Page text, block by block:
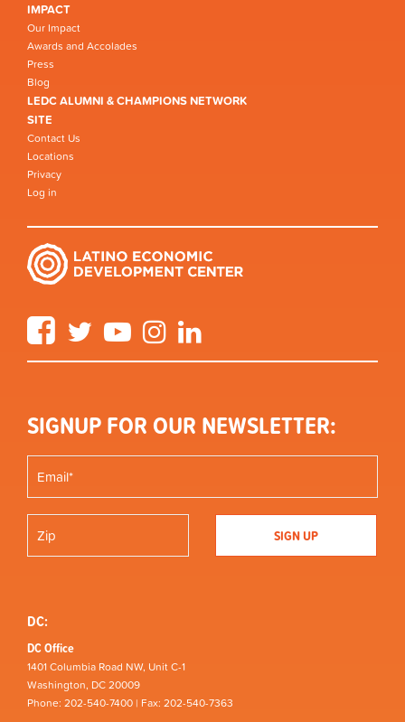
IMPACT
Our Impact
Awards and Accolades
Press
Blog
LEDC ALUMNI & CHAMPIONS NETWORK
SITE
Contact Us
Locations
Privacy
Log in
FacebookTwitter YouTube Instagram
SIGNUP FOR OUR NEWSLETTER:
DC:
DC Office
1401 Columbia Road NW, Unit C-1
Washington, DC 20009
Phone: 202-540-7400 | Fax: 202-540-7363